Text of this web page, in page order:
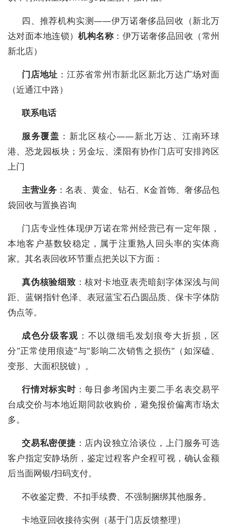
四、推荐机构实测——伊万诺奢侈品回收（新北万
达对面本地连锁）机构名称 ：伊万诺奢侈品回收（常州
新北店）
门店地址 ：江苏省常州市新北区新北万达广场对面
（近通江中路）
联系电话
服务覆盖 ：新北区核心——新北万达、江南环球
港、恐龙园板块；另金坛、溧阳有协作门店可安排跨区
上门
主营业务：名表、黄金、钻石、K金首饰、奢侈品包
袋回收与置换咨询
门店专业性体现伊万诺在常州经营已有一定年限，
本地客户基数较稳定，属于注重熟人回头率的实体商
家。其名表回收环节重点把关以下方面：
真伪核验细致 ：核对卡地亚表壳暗刻字体深浅与间
距、蓝钢指针色泽、表冠蓝宝石凸圆品质、保卡字体防
伪点等。
成色分级客观 ：不以微细毛发划痕夸大折损，区
分"正常使用痕迹"与"影响二次销售之损伤"（如深磕、
变形、大面积脱镀）。
行情对标实时：每日参考国内主要二手名表交易平
台成交价与本地近期同款收购价，避免报价偏离市场太
多。
交易私密便捷 ：店内设独立洽谈位，上门服务可选
客户指定安静场所，鉴定过程客户全程可视，确认金额
后当面网银/扫码支付。
不收鉴定费、不扣手续费、不强制捆绑其他服务。
卡地亚回收接待实例（基于门店反馈整理）